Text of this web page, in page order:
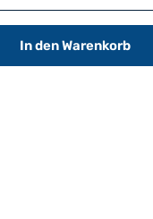
In den Warenkorb